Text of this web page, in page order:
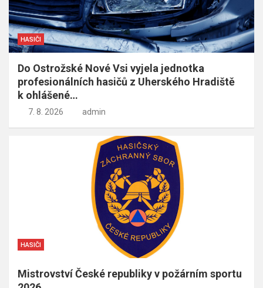
HASIČI
Do Ostrožské Nové Vsi vyjela jednotka
profesionálních hasičů z Uherského Hradiště
k ohlášené…
7. 8. 2026 admin
HASIČI
Mistrovství České republiky v požárním sportu